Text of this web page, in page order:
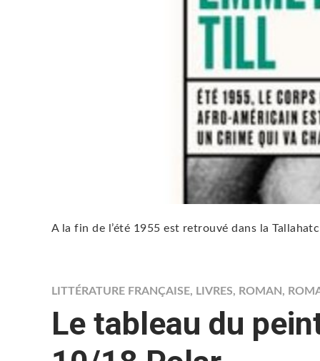
A la fin de l’été 1955 est retrouvé dans la
LITTÉRATURE FRANÇAISE, LIVRES, ROMAN ,
Le tableau du